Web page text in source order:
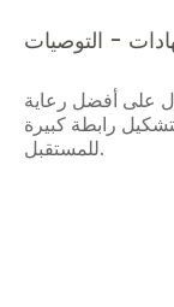
- التوصيات
على أفضل رعاية
رابطة كبيرة
للمستقبل.